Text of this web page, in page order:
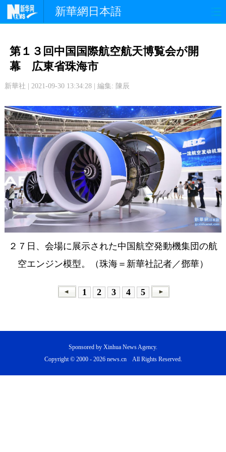
新華網日本語
文 化
中日交流 国 際
写 真
第１３回中国国際航空航天博覧会が開
幕 広東省珠海市
新華社 | 2021-09-30 13:34:28 | 編集: 陳辰
２７日、会場に展示された中国航空発動機集団の航
空エンジン模型。（珠海＝新華社記者／鄧華）
1 2 3 4 5
Sponsored by Xinhua News Agency.
Copyright © 2000 - 2026 news.cn All Rights Reserved.